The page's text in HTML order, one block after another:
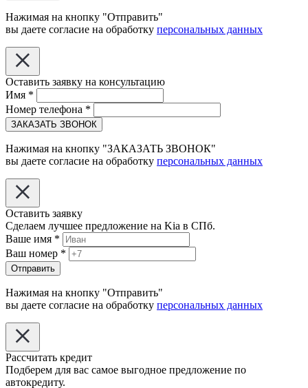
Нажимая на кнопку "Отправить"
вы даете согласие на обработку персональных данных
Оставить заявку на консультацию
Имя *
Номер телефона *
ЗАКАЗАТЬ ЗВОНОК
Нажимая на кнопку "ЗАКАЗАТЬ ЗВОНОК"
вы даете согласие на обработку персональных данных
Оставить заявку
Сделаем лучшее предложение на Kia в СПб.
Ваше имя *
Ваш номер *
Отправить
Нажимая на кнопку "Отправить"
вы даете согласие на обработку персональных данных
Рассчитать кредит
Подберем для вас самое выгодное предложение по
автокредиту.